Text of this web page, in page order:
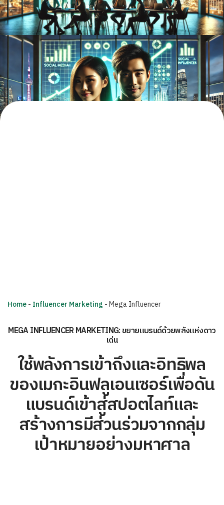
Home- Influencer Marketing -Mega Influencer
MEGA INFLUENCER MARKETING: ขยายแบรนด์ด้วยพลังแห่งดาว
เด่น
ใช้พลังการเข้าถึงและอิทธิพล
ของเมกะอินฟลูเอนเซอร์เพื่อดัน
แบรนด์เข้าสู่สปอตไลท์และ
สร้างการมีส่วนร่วมจากกลุ่ม
เป้าหมายอย่างมหาศาล